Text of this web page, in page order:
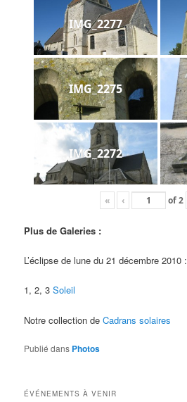
IMG_2277
IMG_2275
IMG_2272
« ‹ of2
Plus de Galeries :
L’éclipse de lune du 21 décembre 2010 :
1, 2, 3Soleil
Notre collection deCadrans solaires
Publié dans Photos
ÉVÉNEMENTS À VENIR